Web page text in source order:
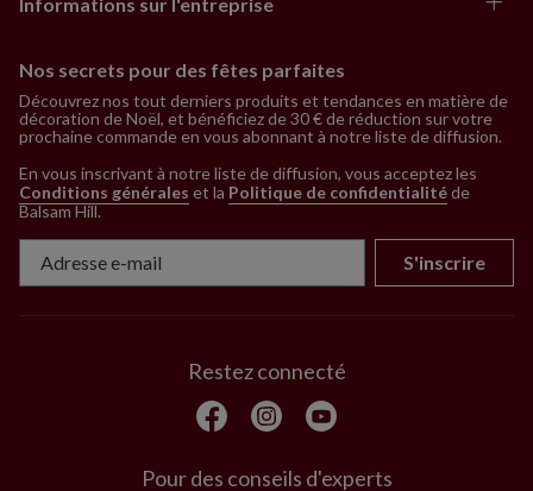
Informations sur l'entreprise
Nos secrets pour des fêtes parfaites
Découvrez nos tout derniers produits et tendances en matière de
décoration de Noël, et bénéficiez de 30 € de réduction sur votre
prochaine commande en vous abonnant à notre liste de diffusion.
En vous inscrivant à notre liste de diffusion, vous acceptez les
Conditions générales et la Politique de confidentialitéde
Balsam Hill.
S'inscrire
Restez connecté
Pour des conseils d'experts